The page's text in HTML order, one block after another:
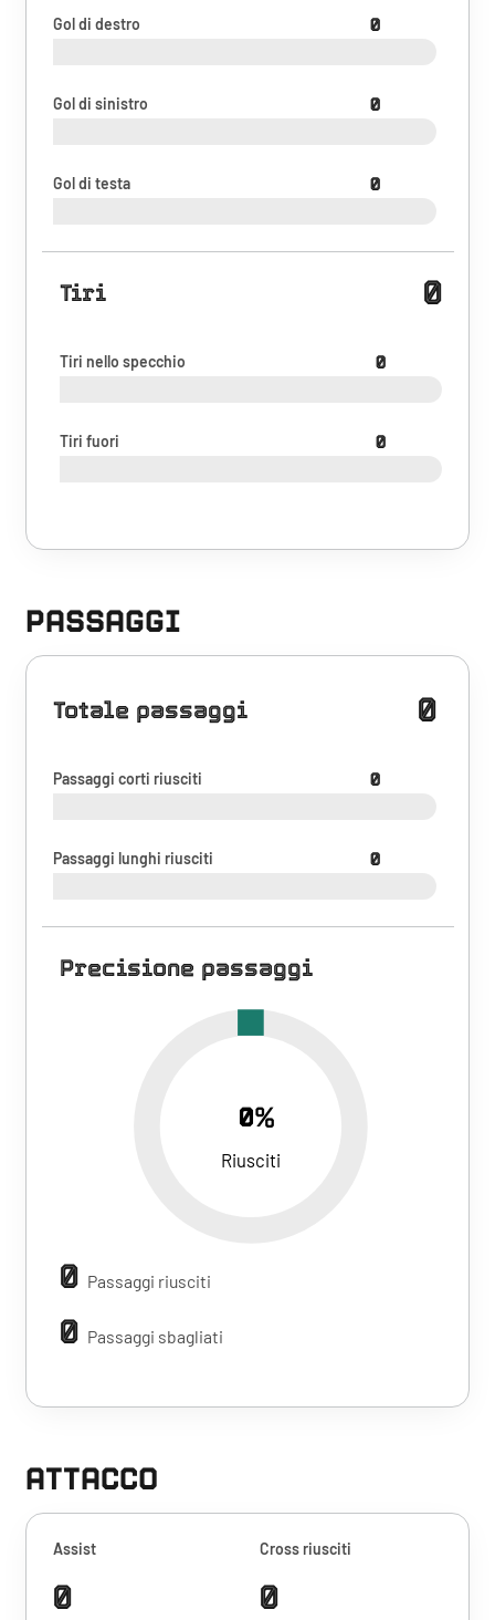
Gol di destro 0
Gol di sinistro 0
Gol di testa 0
Tiri 0
Tiri nello specchio 0
Tiri fuori 0
PASSAGGI
Totale passaggi 0
Passaggi corti riusciti 0
Passaggi lunghi riusciti 0
Precisione passaggi
0%
Riusciti
0 Passaggi riusciti
0 Passaggi sbagliati
ATTACCO
Assist
0
Cross riusciti
0